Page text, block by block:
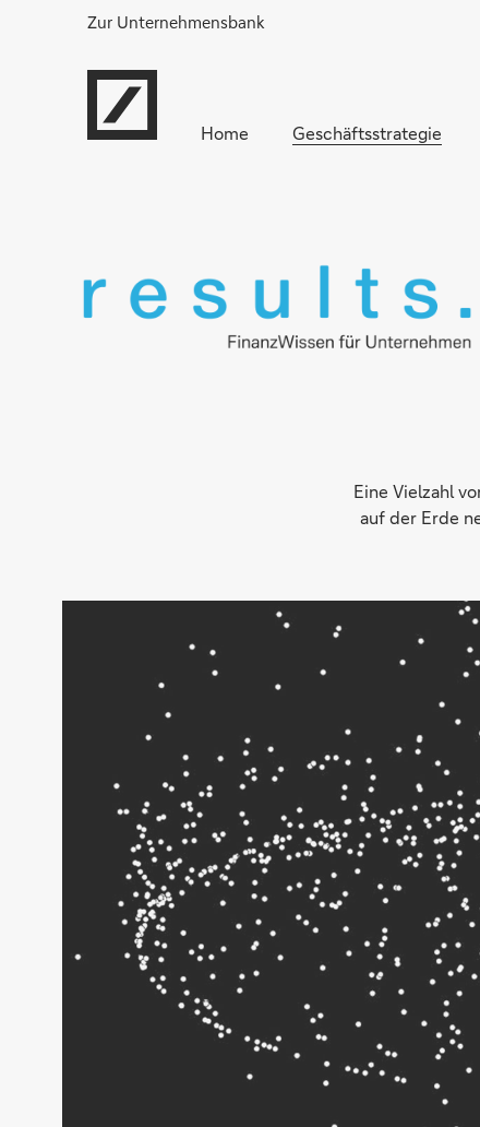
Zur Unternehmensbank
Home Geschäftsstrategie
Eine Vielzahl
auf der Erde